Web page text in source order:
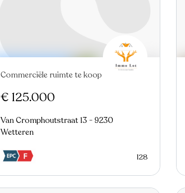
Commerciële ruimte te koop
€ 125.000
Van Cromphoutstraat 13 - 9230
Wetteren
128